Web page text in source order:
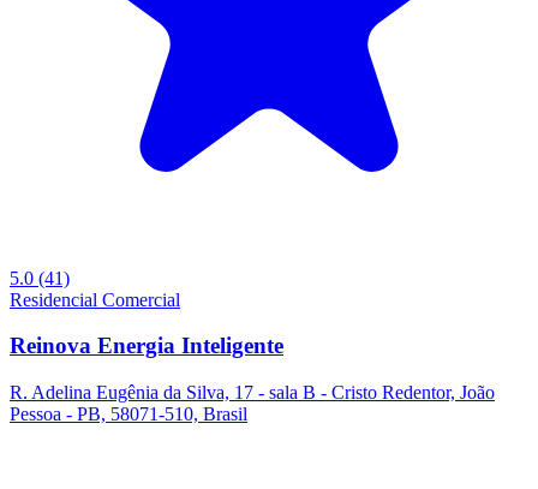
5.0 (41)
Residencial Comercial
Reinova Energia Inteligente
R. Adelina Eugênia da Silva, 17 - sala B - Cristo Redentor, João
Pessoa - PB, 58071-510, Brasil